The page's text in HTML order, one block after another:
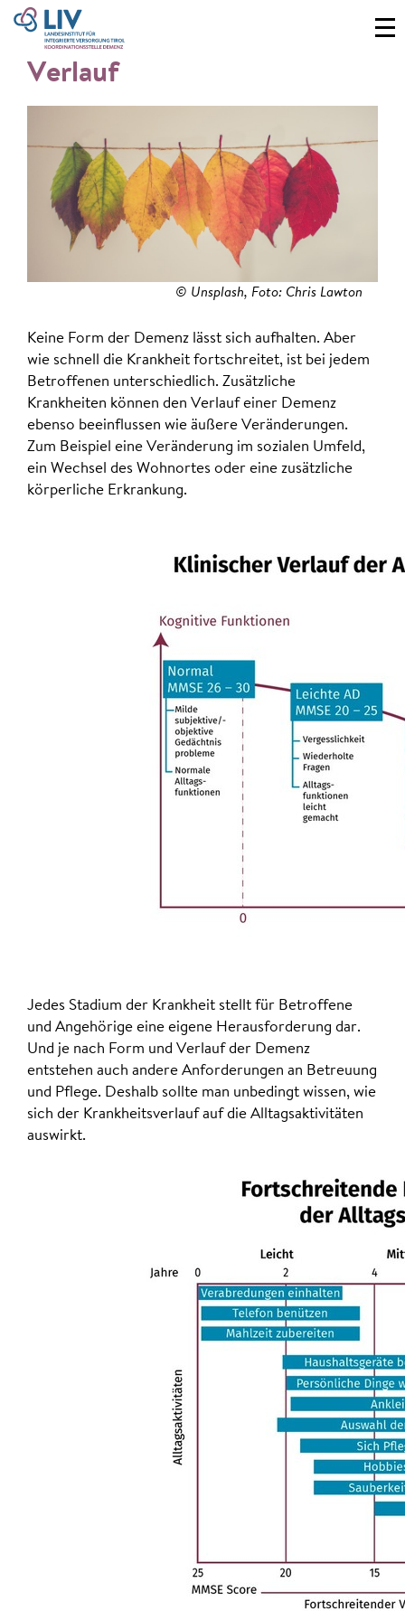
Verlauf
© Unsplash, Foto: Chris Lawton
Keine Form der Demenz lässt sich aufhalten. Aber
wie schnell die Krankheit fortschreitet, ist bei jedem
Betroffenen unterschiedlich. Zusätzliche
Krankheiten können den Verlauf einer Demenz
ebenso beeinflussen wie äußere Veränderungen.
Zum Beispiel eine Veränderung im sozialen Umfeld,
ein Wechsel des Wohnortes oder eine zusätzliche
körperliche Erkrankung.
Jedes Stadium der Krankheit stellt für Betroffene
und Angehörige eine eigene Herausforderung dar.
Und je nach Form und Verlauf der Demenz
entstehen auch andere Anforderungen an Betreuung
und Pflege. Deshalb sollte man unbedingt wissen, wie
sich der Krankheitsverlauf auf die Alltagsaktivitäten
auswirkt.